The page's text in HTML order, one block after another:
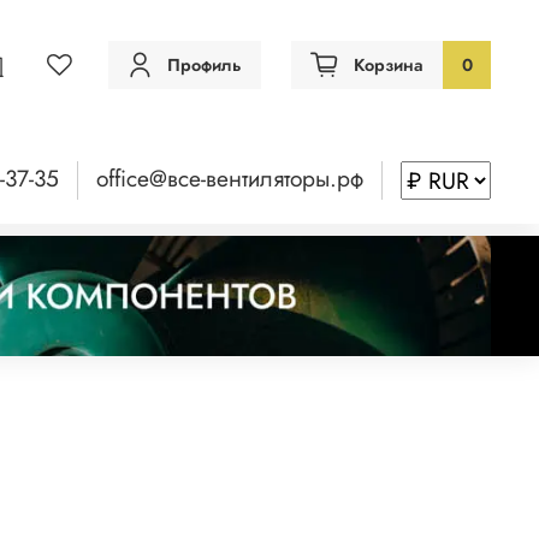
Профиль Корзина 0
35 office@все-вентиляторы.рф